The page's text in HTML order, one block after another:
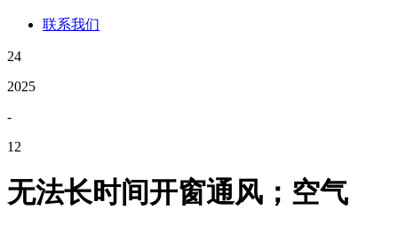
联系我们
24
2025
-
12
无法长时间开窗通风；空气